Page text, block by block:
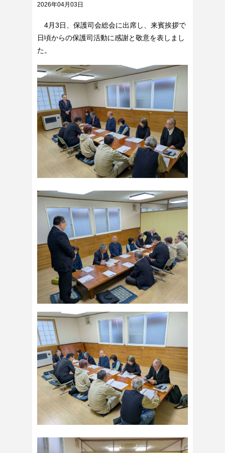
2026年04月03日
4月3日、保護司会総会に出席し、来賓挨拶で
日頃からの保護司活動に感謝と敬意を表しまし
た。